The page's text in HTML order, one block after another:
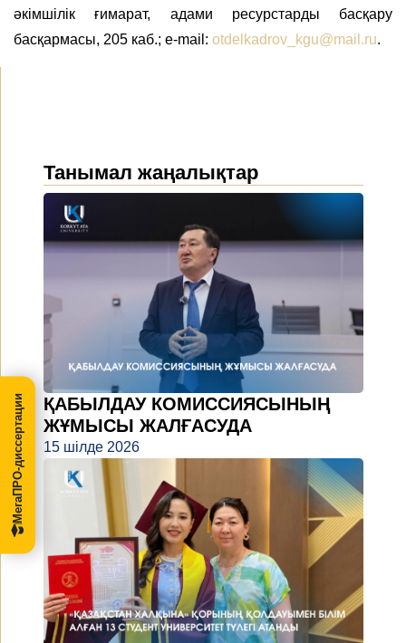
әкімшілік ғимарат, адами ресурстарды басқару
басқармасы, 205 каб.; e-mail: otdelkadrov_kgu@mail.ru.
Танымал жаңалықтар
ҚАБЫЛДАУ КОМИССИЯСЫНЫҢ
ЖҰМЫСЫ ЖАЛҒАСУДА
15 шілде 2026
МегаПРО-диссертации